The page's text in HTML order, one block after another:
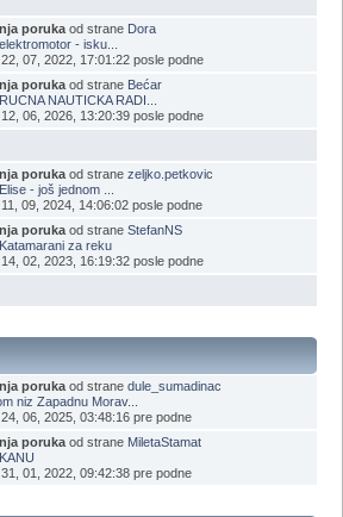
poruka od strane Dora
- isku...
07, 2022, 17:01:22 posle podne
poruka od strane Bećar
NAUTICKA RADI...
06, 2026, 13:20:39 posle podne
poruka od stranezeljko.petkovic
- još jednom ...
09, 2024, 14:06:02 posle podne
poruka od straneStefanNS
za reku
02, 2023, 16:19:32 posle podne
poruka od stranedule_sumadinac
niz Zapadnu Morav...
06, 2025, 03:48:16 pre podne
poruka od strane MiletaStamat
01, 2022, 09:42:38 pre podne